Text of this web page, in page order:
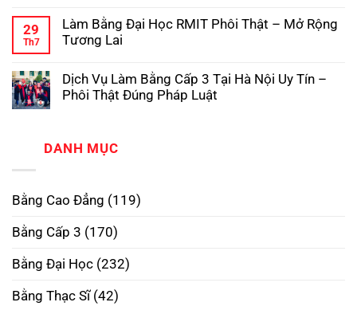
Hồ
Sơ
Gốc
Làm
Bằng
Cấp
Phôi
Thật,
Uy
bình
luận
ở
Cao
Đẳng
Phôi
Bỏ
Tương
29
Th7
Làm Bằng Đại Học RMIT Phôi Thật – Mở Rộng
Tương Lai
bình
luận
ở
Học
Mở
Tương
Lai
Dịch Vụ Làm Bằng Cấp 3 Tại Hà Nội Uy Tín –
Phôi Thật Đúng Pháp Luật
luận
ở
Bằng
3
Tại
Nội
Uy
Phôi
DANH MỤC
Bằng Cao Đẳng (119)
Bằng Cấp 3 (170)
Bằng Đại Học (232)
Bằng Thạc Sĩ(42)